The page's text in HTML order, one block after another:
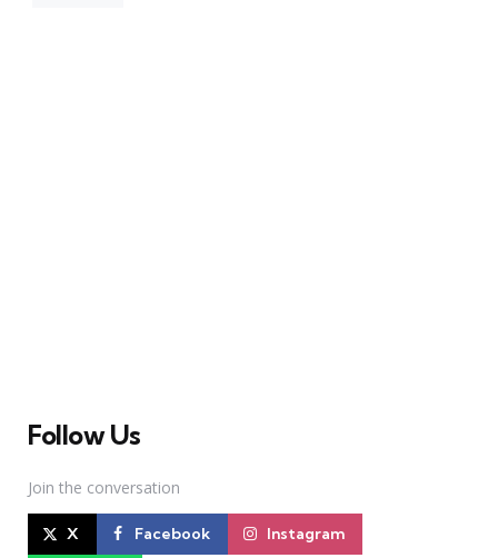
Follow Us
Join the conversation
X Facebook Instagram